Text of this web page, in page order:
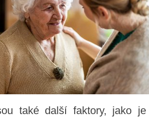
také další faktory, jako